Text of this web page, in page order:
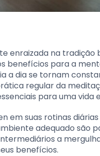
enraizada na tradição
benefícios para a
a dia se tornam
regular da
para uma vida
em suas rotinas
adequado são
a
benefícios.